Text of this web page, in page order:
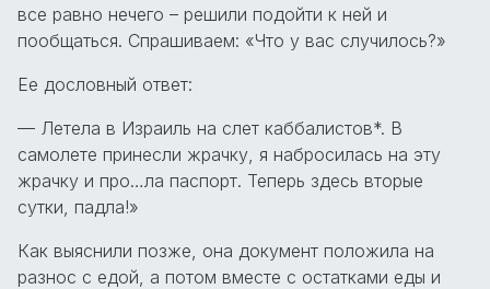
все равно нечего – решили подойти к ней и
пообщаться. Спрашиваем: «Что у вас случилось?»
Ее дословный ответ:
— Летела в Израиль на слет каббалистов*. В
самолете принесли жрачку, я набросилась на эту
жрачку и про…ла паспорт. Теперь здесь вторые
сутки, падла!»
Как выяснили позже, она документ положила на
разнос с едой, а потом вместе с остатками еды и